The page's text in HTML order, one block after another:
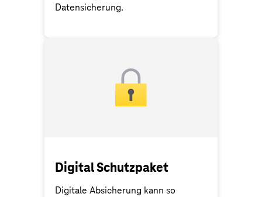
Datensicherung.
Digital Schutzpaket
Digitale Absicherung kann so